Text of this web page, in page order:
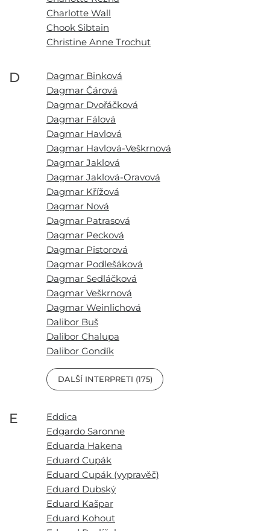
Charlotte Wall
Chook Sibtain
Christine Anne Trochut
D
Dagmar Binková
Dagmar Čárová
Dagmar Dvořáčková
Dagmar Fálová
Dagmar Havlová
Dagmar Havlová-Veškrnová
Dagmar Jaklová
Dagmar Jaklová-Oravová
Dagmar Křížová
Dagmar Nová
Dagmar Patrasová
Dagmar Pecková
Dagmar Pistorová
Dagmar Podlešáková
Dagmar Sedláčková
Dagmar Veškrnová
Dagmar Weinlichová
Dalibor Buš
Dalibor Chalupa
Dalibor Gondík
DALŠÍ INTERPRETI (175)
E
Eddica
Edgardo Saronne
Eduarda Hakena
Eduard Cupák
Eduard Cupák (vypravěč)
Eduard Dubský
Eduard Kašpar
Eduard Kohout